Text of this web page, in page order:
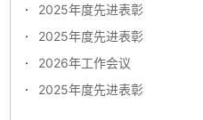
2025年度先进表彰
2025年度先进表彰
2026年工作会议
2025年度先进表彰